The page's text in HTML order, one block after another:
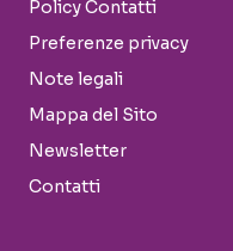
Policy Contatti
Preferenze privacy
Note legali
Mappa del Sito
Newsletter
Contatti